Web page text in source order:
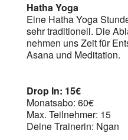
Hatha Yoga
Eine Hatha Yoga
sehr traditionell. Die
nehmen uns Zeit für
Asana und Meditation.
Drop In: 15€
Monatsabo: 60€
Max. Teilnehmer: 15
Deine Trainerin: Ngan